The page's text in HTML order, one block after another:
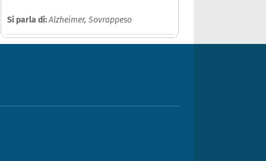
Si parla di:Alzheimer, Sovrappeso